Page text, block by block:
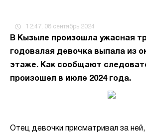
12:47, 08 сентябрь 2024
В Кызыле произошла ужасная
годовалая девочка выпала из
этаже. Как сообщают
произошел в июле 2024 года.
Отец девочки присматривал за ней,